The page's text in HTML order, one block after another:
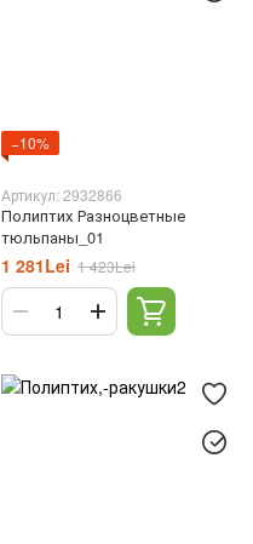
−10%
Артикул: 2932866
Полиптих Разноцветные
тюльпаны_01
1 281Lei 1 423Lei